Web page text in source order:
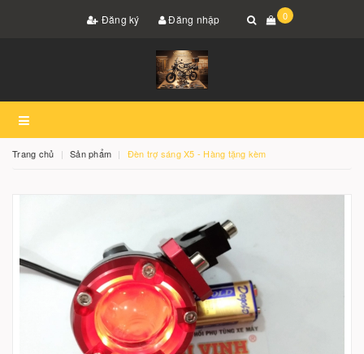
Đăng ký Đăng nhập 0
Trang chủ Sản phẩm Đèn trợ sáng X5 - Hàng tặng kèm